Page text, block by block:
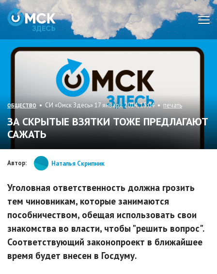
ОБЩЕСТВО • СИ «Омск Здесь» 17 января 2014, 15:04 • печать
ЗА СКРЫТЫЕ ВЗЯТКИ ТОЖЕ ПРЕДЛАГАЮТ
САЖАТЬ
Автор: Наталья Скрипник
Уголовная ответственность должна грозить
тем чиновникам, которые занимаются
пособничеством, обещая использовать свои
знакомства во власти, чтобы "решить вопрос".
Соответствующий законопроект в ближайшее
время будет внесен в Госдуму.